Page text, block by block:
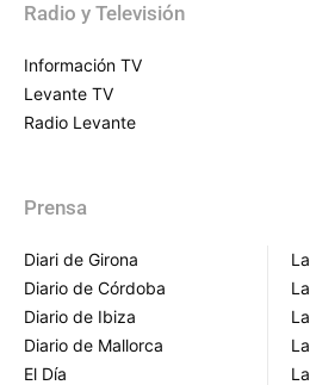
Radio y Televisión
Información TV
Levante TV
Radio Levante
Prensa
Diari de Girona
Diario de Córdoba
Diario de Ibiza
Diario de Mallorca
El Día